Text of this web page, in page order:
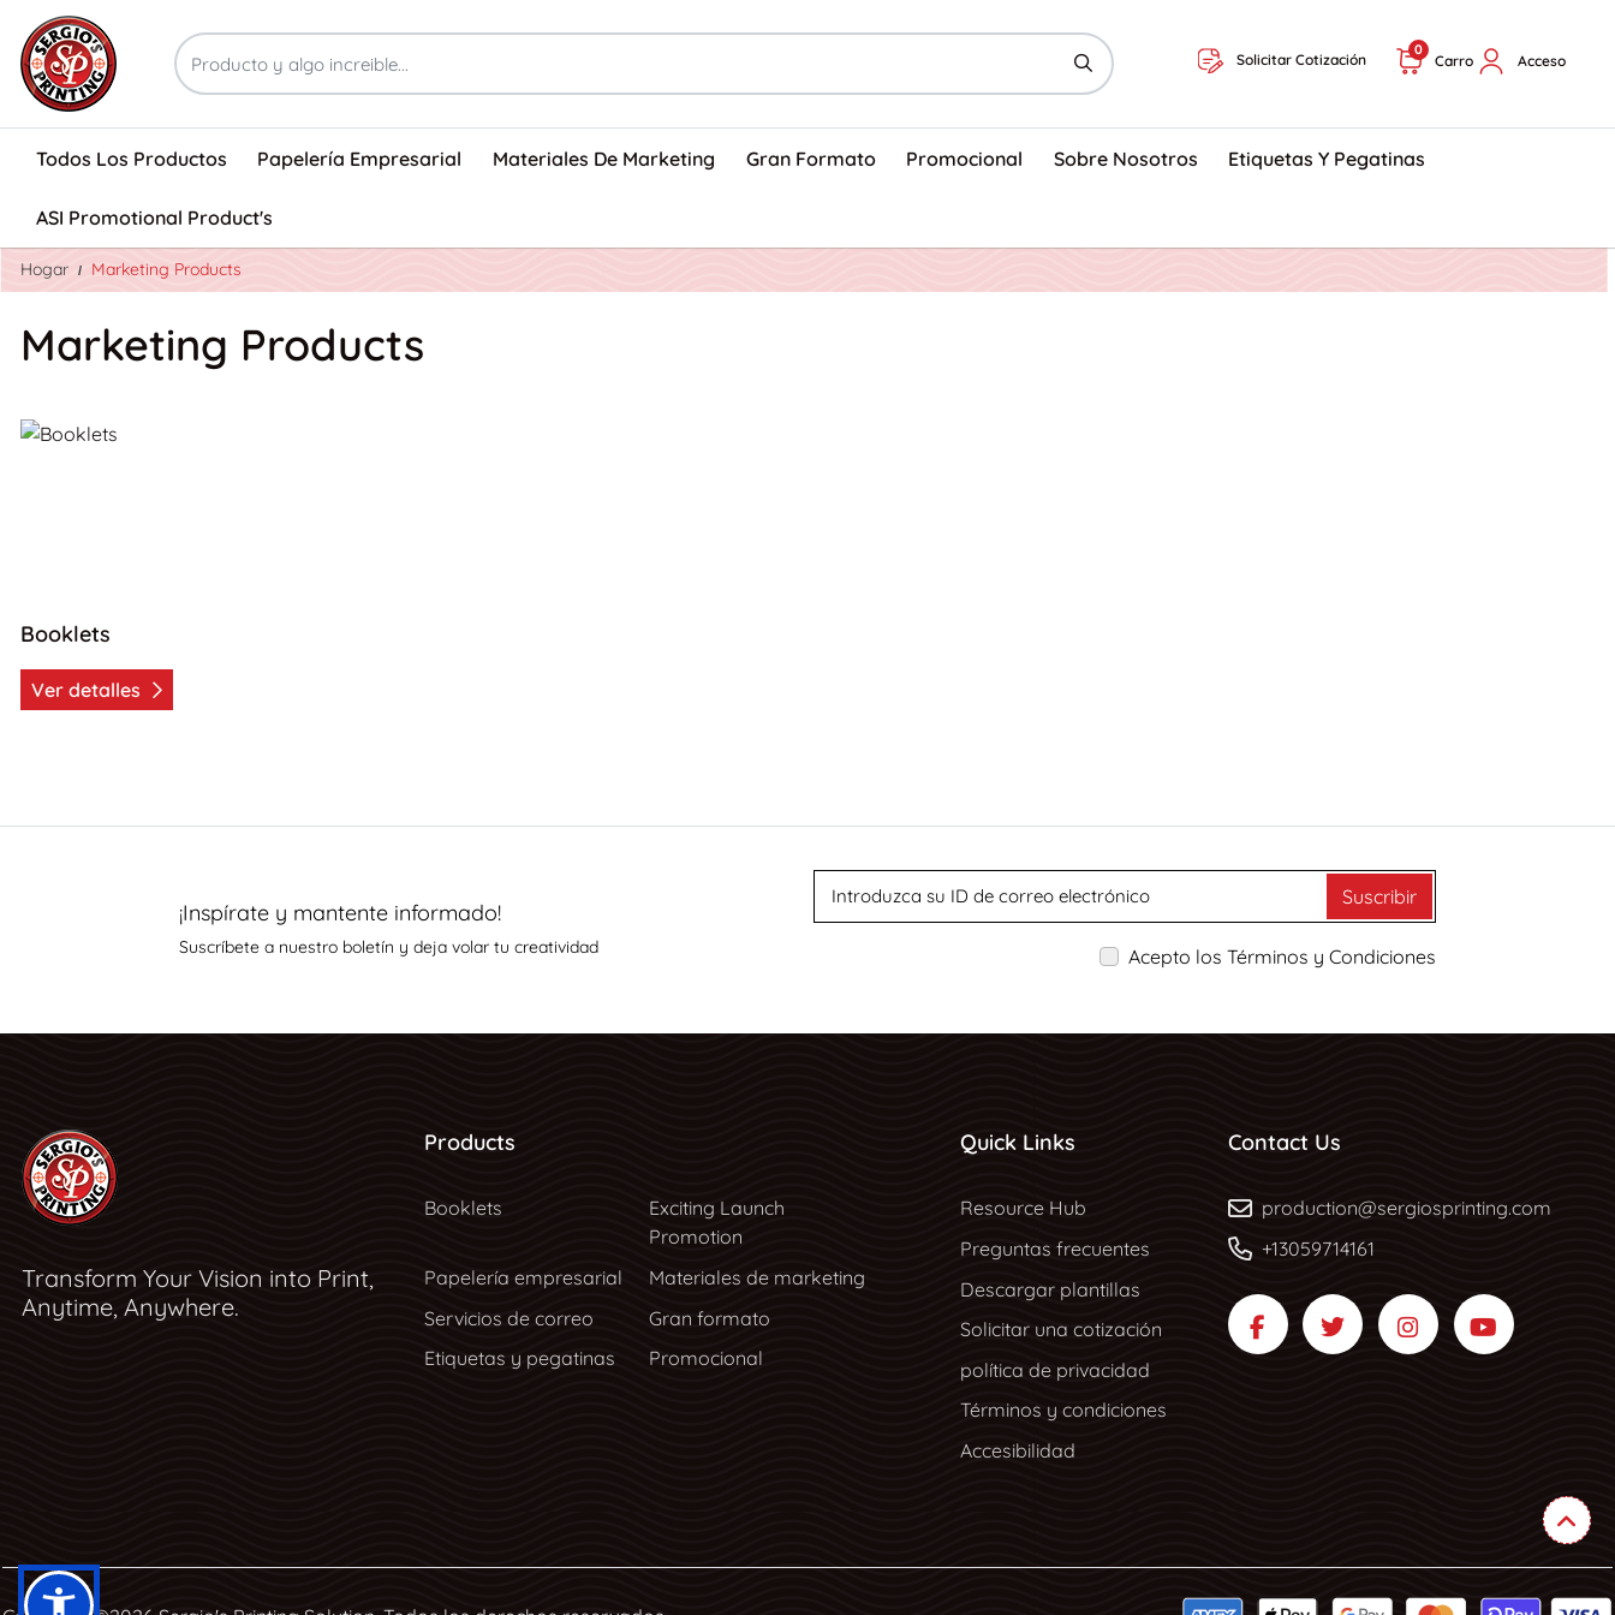
Solicitar Cotización Carro
0
Acceso
Todos Los Productos Papelería Empresarial Materiales De Marketing Gran Formato Promocional Sobre Nosotros Etiquetas Y Pegatinas
ASI Promotional Product's
Hogar Marketing Products
Marketing Products
Booklets
Ver detalles
Ver detalles Booklets
¡Inspírate y mantente informado!
Suscríbete a nuestro boletín y deja volar tu creatividad
Suscribir
Acepto los Términos y Condiciones
Transform Your Vision into Print,
Anytime, Anywhere.
Products
Booklets
Exciting Launch
Promotion
Papelería empresarial
Materiales de marketing
Servicios de correo
Gran formato
Etiquetas y pegatinas
Promocional
Quick Links
Resource Hub
Resource Hub
Preguntas frecuentes
Descargar plantillas
Solicitar una cotización
política de privacidad
Términos y condiciones
Accesibilidad
Contact Us
production@sergiosprinting.com
+13059714161